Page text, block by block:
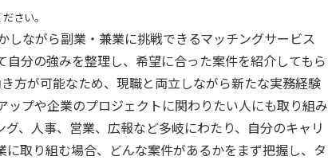
さい。
ながら副業・兼業に挑戦できるマッチングサービス
分の強みを整理し、希望に合った案件を紹介してもら
方が可能なため、現職と両立しながら新たな実務経験
プや企業のプロジェクトに関わりたい人にも取り組み
、人事、営業、広報など多岐にわたり、自分のキャリ
取り組む場合、どんな案件があるかをまず把握し、タ